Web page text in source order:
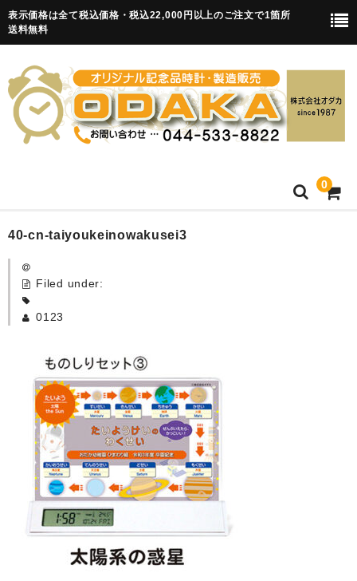
表示価格は全て税込価格・税込22,000円以上のご注文で1箇所
送料無料
0
HOME
卒園記念品
カード付フォトフレームクロック(集合)
目覚まし時計(集合＋個別)
メロディ時計(集合)
音声時計(集合)
目覚まし時計(個別)
お絵かきギャラリープラス(絵＋個別)
40-cn-taiyoukeinowakusei3
Filed under:
0123